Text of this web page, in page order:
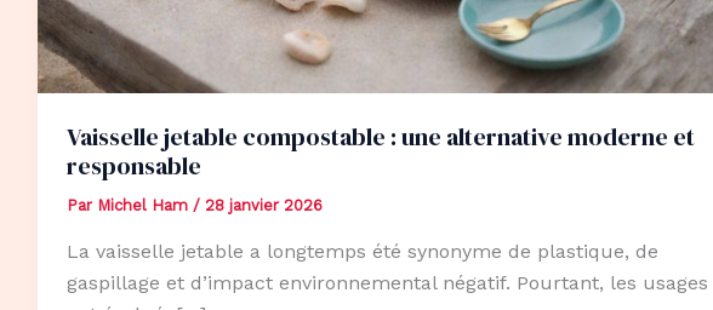
Vaisselle jetable compostable : une alternative moderne et
responsable
Par Michel Ham / 28 janvier 2026
La vaisselle jetable a longtemps été synonyme de plastique, de
gaspillage et d’impact environnemental négatif. Pourtant, les usages